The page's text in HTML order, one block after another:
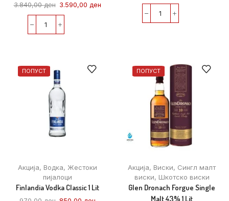
3.840,00ден 3.590,00 ден
ПОПУСТ
Акција, Водка, Жестоки
пијалоци
Finlandia Vodka Classic 1 Lit
ПОПУСТ
Акција, Виски, Сингл малт
виски, Шкотско виски
Glen Dronach Forgue Single
Malt 43% 1 Lit